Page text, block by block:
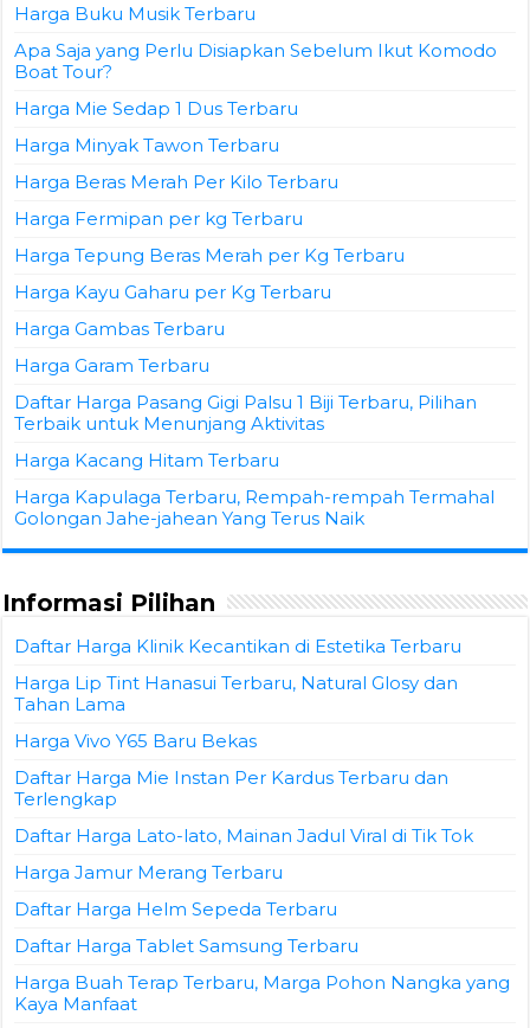
Harga Buku Musik Terbaru
Apa Saja yang Perlu Disiapkan Sebelum Ikut Komodo
Boat Tour?
Harga Mie Sedap 1 Dus Terbaru
Harga Minyak Tawon Terbaru
Harga Beras Merah Per Kilo Terbaru
Harga Fermipan per kg Terbaru
Harga Tepung Beras Merah per Kg Terbaru
Harga Kayu Gaharu per Kg Terbaru
Harga Gambas Terbaru
Harga Garam Terbaru
Daftar Harga Pasang Gigi Palsu 1 Biji Terbaru, Pilihan
Terbaik untuk Menunjang Aktivitas
Harga Kacang Hitam Terbaru
Harga Kapulaga Terbaru, Rempah-rempah Termahal
Golongan Jahe-jahean Yang Terus Naik
Informasi Pilihan
Daftar Harga Klinik Kecantikan di Estetika Terbaru
Harga Lip Tint Hanasui Terbaru, Natural Glosy dan
Tahan Lama
Harga Vivo Y65 Baru Bekas
Daftar Harga Mie Instan Per Kardus Terbaru dan
Terlengkap
Daftar Harga Lato-lato, Mainan Jadul Viral di Tik Tok
Harga Jamur Merang Terbaru
Daftar Harga Helm Sepeda Terbaru
Daftar Harga Tablet Samsung Terbaru
Harga Buah Terap Terbaru, Marga Pohon Nangka yang
Kaya Manfaat